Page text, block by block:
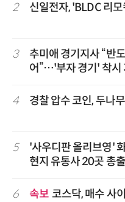
2 신일전자, 'BLDC 리모
3
추미애 경기지사 “반
어”…'부자 경기' 착시
4 경찰 압수 코인, 두나
5
'사우디판 올리브영'
현지 유통사 20곳 총
6 속보 코스닥, 매수 사